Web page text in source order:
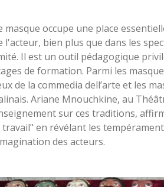
masque occupe une place
l'acteur, bien plus que dans les
Il est un outil pédagogique
de formation. Parmi les
de la commedia dell’arte et les
Ariane Mnouchkine, au
sur ces traditions,
travail" en révélant les
des acteurs.